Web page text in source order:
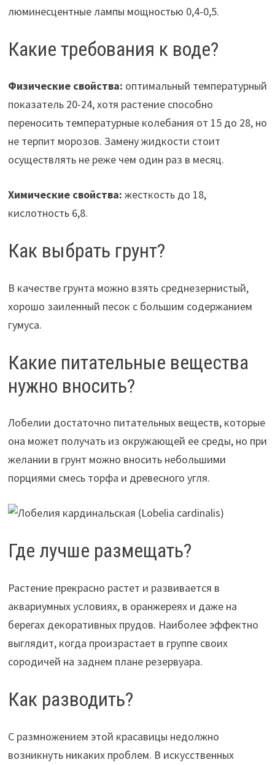
люминесцентные лампы мощностью 0,4-0,5.
Какие требования к воде?
Физические свойства: оптимальный температурный
показатель 20-24, хотя растение способно
переносить температурные колебания от 15 до 28, но
не терпит морозов. Замену жидкости стоит
осуществлять не реже чем один раз в месяц.
Химические свойства: жесткость до 18,
кислотность 6,8.
Как выбрать грунт?
В качестве грунта можно взять среднезернистый,
хорошо заиленный песок с большим содержанием
гумуса.
Какие питательные вещества
нужно вносить?
Лобелии достаточно питательных веществ, которые
она может получать из окружающей ее среды, но при
желании в грунт можно вносить небольшими
порциями смесь торфа и древесного угля.
Где лучше размещать?
Растение прекрасно растет и развивается в
аквариумных условиях, в оранжереях и даже на
берегах декоративных прудов. Наиболее эффектно
выглядит, когда произрастает в группе своих
сородичей на заднем плане резервуара.
Как разводить?
С размножением этой красавицы недолжно
возникнуть никаких проблем. В искусственных